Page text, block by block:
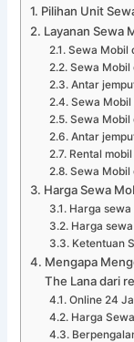
Pilihan Unit
Layanan Sewa
Sewa Mobil
Sewa Mobil
Antar
Sewa Mobil
Sewa Mobil
Antar
Rental
Sewa Mobil
Harga Sewa
Harga
Harga
Ketentuan
Mengapa
The Lana dari
Online 24
Harga